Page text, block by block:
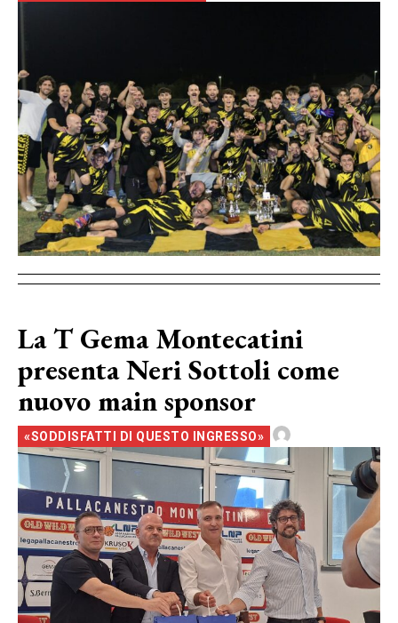
La T Gema Montecatini
presenta Neri Sottoli come
nuovo main sponsor
«SODDISFATTI DI QUESTO INGRESSO»